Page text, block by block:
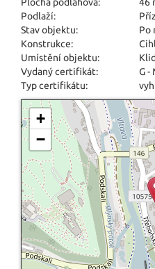
Podlaží:
Stav objektu:
Po
Konstrukce:
Umístění objektu:
Vydaný certifikát:
G -
Typ certifikátu:
+
−